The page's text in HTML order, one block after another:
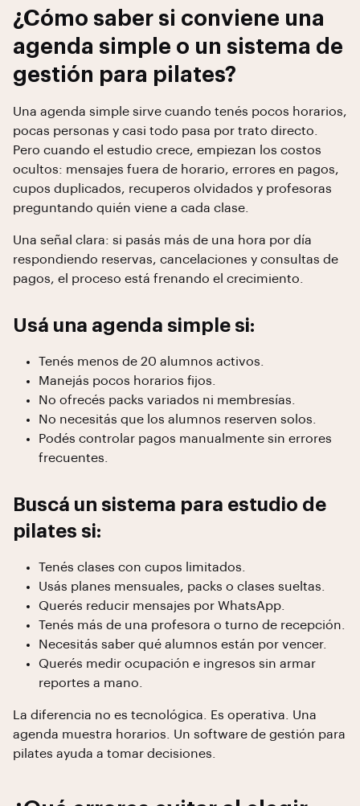
¿Cómo saber si conviene una
agenda simple o un sistema de
gestión para pilates?
Una agenda simple sirve cuando tenés pocos horarios,
pocas personas y casi todo pasa por trato directo.
Pero cuando el estudio crece, empiezan los costos
ocultos: mensajes fuera de horario, errores en pagos,
cupos duplicados, recuperos olvidados y profesoras
preguntando quién viene a cada clase.
Una señal clara: si pasás más de una hora por día
respondiendo reservas, cancelaciones y consultas de
pagos, el proceso está frenando el crecimiento.
Usá una agenda simple si:
Tenés menos de 20 alumnos activos.
Manejás pocos horarios fijos.
No ofrecés packs variados ni membresías.
No necesitás que los alumnos reserven solos.
Podés controlar pagos manualmente sin errores
frecuentes.
Buscá un sistema para estudio de
pilates si:
Tenés clases con cupos limitados.
Usás planes mensuales, packs o clases sueltas.
Querés reducir mensajes por WhatsApp.
Tenés más de una profesora o turno de recepción.
Necesitás saber qué alumnos están por vencer.
Querés medir ocupación e ingresos sin armar
reportes a mano.
La diferencia no es tecnológica. Es operativa. Una
agenda muestra horarios. Un software de gestión para
pilates ayuda a tomar decisiones.